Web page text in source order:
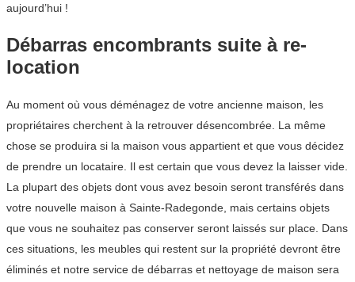
aujourd’hui !
Débarras encombrants suite à re-
location
Au moment où vous déménagez de votre ancienne maison, les
propriétaires cherchent à la retrouver désencombrée. La même
chose se produira si la maison vous appartient et que vous décidez
de prendre un locataire. Il est certain que vous devez la laisser vide.
La plupart des objets dont vous avez besoin seront transférés dans
votre nouvelle maison à Sainte-Radegonde, mais certains objets
que vous ne souhaitez pas conserver seront laissés sur place. Dans
ces situations, les meubles qui restent sur la propriété devront être
éliminés et notre service de débarras et nettoyage de maison sera